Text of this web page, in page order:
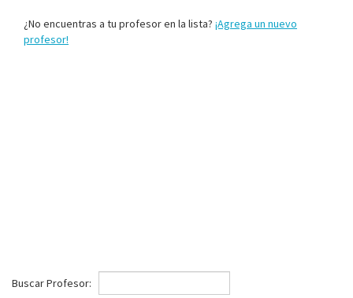
¿No encuentras a tu profesor en la lista? ¡Agrega un nuevo
profesor!
Buscar Profesor: